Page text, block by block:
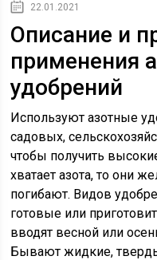
22.01.2021
Описание и
применения
удобрений
Используют азотные
садовых,
чтобы получить
хватает азота, то они
погибают. Видов
готовые или
вводят весной или
Бывают жидкие,